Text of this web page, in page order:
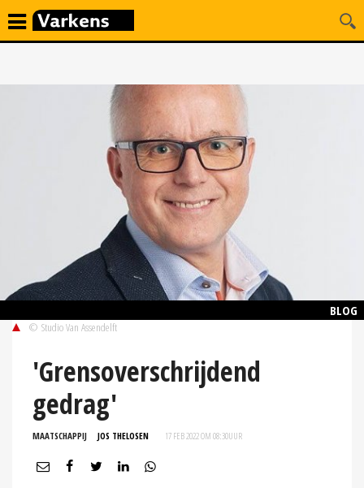
BLOG
© Studio Van Assendelft
'Grensoverschrijdend
gedrag'
MAATSCHAPPIJ JOS THELOSEN 17 FEB 2022 OM 08:30UUR